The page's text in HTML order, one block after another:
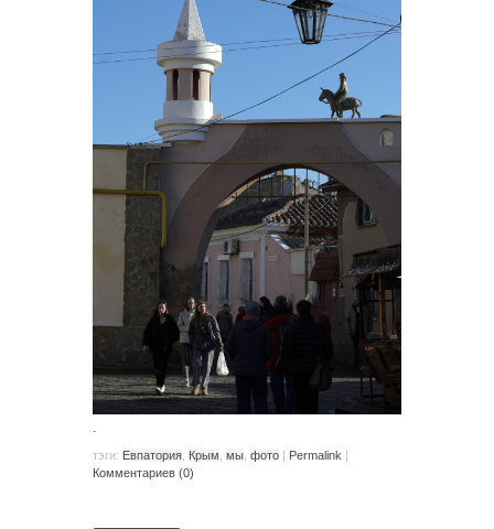
тэги: Евпатория, Крым, мы, фото Permalink
Комментариев (0)